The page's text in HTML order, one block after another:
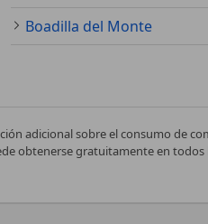
Boadilla del Monte
adicional sobre el consumo de
obtenerse gratuitamente en